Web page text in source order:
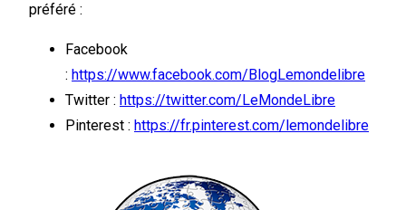
préféré :
Facebook
: https://www.facebook.com/BlogLemondelibre
Twitter : https://twitter.com/LeMondeLibre
Pinterest : https://fr.pinterest.com/lemondelibre